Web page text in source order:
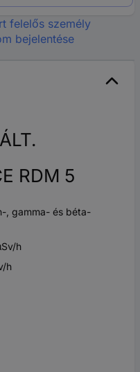
felelős személy
bejelentése
RDM 5
, gamma- és béta-
h
h